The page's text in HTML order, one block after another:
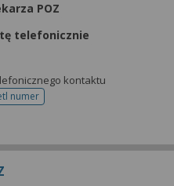
POZ
telefonicznie
kontaktu
numer
telefonu do rejestracji